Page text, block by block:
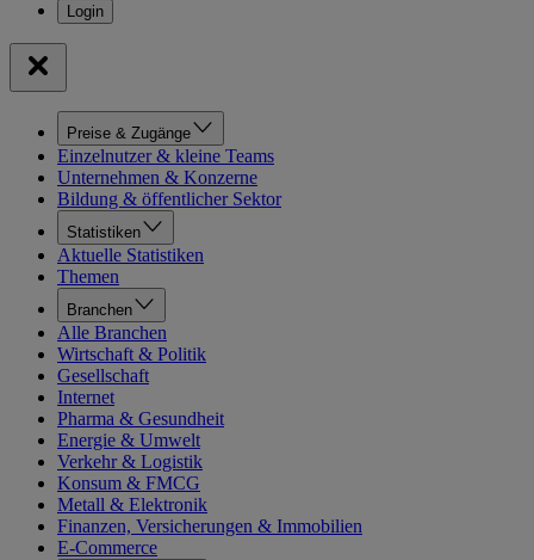
Preise & Zugänge
Einzelnutzer & kleine Teams
Unternehmen & Konzerne
Bildung & öffentlicher Sektor
Statistiken
Aktuelle Statistiken
Themen
Branchen
Alle Branchen
Wirtschaft & Politik
Gesellschaft
Internet
Pharma & Gesundheit
Energie & Umwelt
Verkehr & Logistik
Konsum & FMCG
Metall & Elektronik
Finanzen, Versicherungen & Immobilien
E-Commerce